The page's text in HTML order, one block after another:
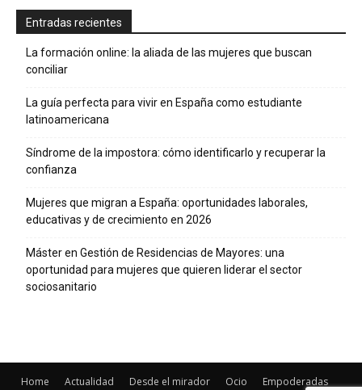
Entradas recientes
La formación online: la aliada de las mujeres que buscan
conciliar
La guía perfecta para vivir en España como estudiante
latinoamericana
Síndrome de la impostora: cómo identificarlo y recuperar la
confianza
Mujeres que migran a España: oportunidades laborales,
educativas y de crecimiento en 2026
Máster en Gestión de Residencias de Mayores: una
oportunidad para mujeres que quieren liderar el sector
sociosanitario
Home Actualidad Desde el mirador Ocio Empoderadas